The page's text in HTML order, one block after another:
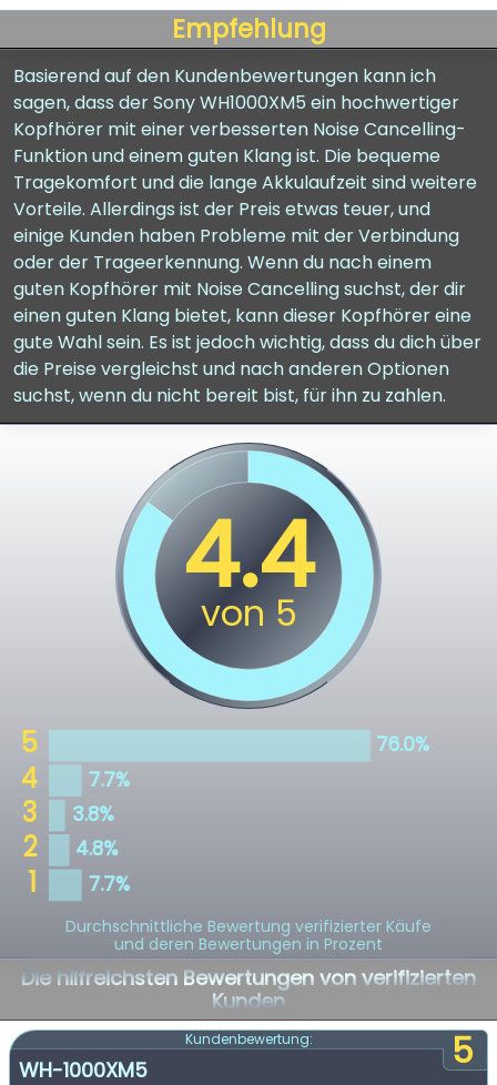
Empfehlung
Basierend auf den Kundenbewertungen kann ich
sagen, dass der Sony WH1000XM5 ein hochwertiger
Kopfhörer mit einer verbesserten Noise Cancelling-
Funktion und einem guten Klang ist. Die bequeme
Tragekomfort und die lange Akkulaufzeit sind weitere
Vorteile. Allerdings ist der Preis etwas teuer, und
einige Kunden haben Probleme mit der Verbindung
oder der Trageerkennung. Wenn du nach einem
guten Kopfhörer mit Noise Cancelling suchst, der dir
einen guten Klang bietet, kann dieser Kopfhörer eine
gute Wahl sein. Es ist jedoch wichtig, dass du dich über
die Preise vergleichst und nach anderen Optionen
suchst, wenn du nicht bereit bist, für ihn zu zahlen.
Durchschnittliche Bewertung verifizierter Käufe
und deren Bewertungen in Prozent
Die hilfreichsten Bewertungen von verifizierten
Kunden
5
Kundenbewertung:
WH-1000XM5